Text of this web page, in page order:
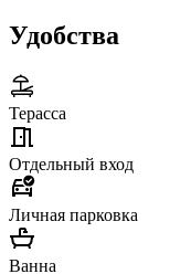
Удобства
Терасса
Отдельный вход
Личная парковка
Ванна